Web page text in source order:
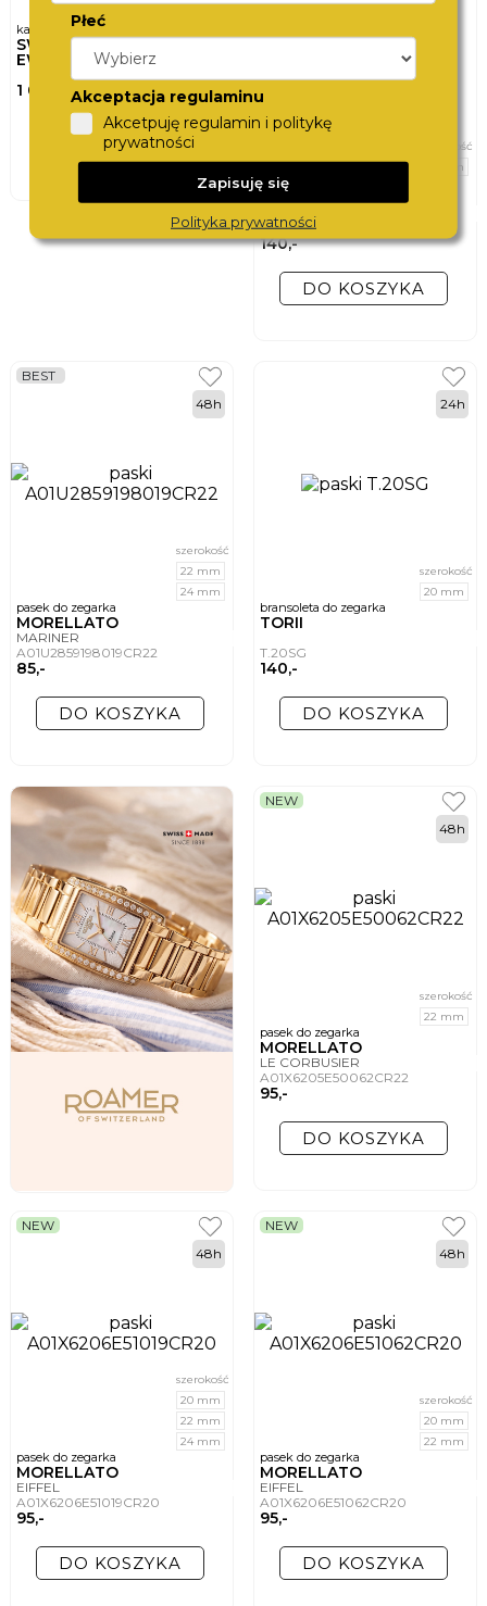
karta podarunkowa
SWISS
EWATCHCARD
1 000,-
DO KOSZYKA
bransoleta do zegarka
TORII
DAICHI
T.20BG
140,-
szerokość
20 mm
DO KOSZYKA
pasek do zegarka
MORELLATO
MARINER
A01U2859198019CR22
85,-
BEST
szerokość
22 mm
24 mm
48h
DO KOSZYKA
bransoleta do zegarka
TORII
T.20SG
140,-
szerokość
20 mm
24h
DO KOSZYKA
pasek do zegarka
MORELLATO
LE CORBUSIER
A01X6205E50062CR22
95,-
NEW
szerokość
22 mm
48h
DO KOSZYKA
pasek do zegarka
MORELLATO
EIFFEL
A01X6206E51019CR20
95,-
NEW
szerokość
20 mm
22 mm
24 mm
48h
DO KOSZYKA
pasek do zegarka
MORELLATO
EIFFEL
A01X6206E51062CR20
95,-
NEW
szerokość
20 mm
22 mm
48h
DO KOSZYKA
Płeć
Akceptacja regulaminu
Akcetpuję regulamin i politykę
prywatności
Zapisuję się
Polityka prywatności